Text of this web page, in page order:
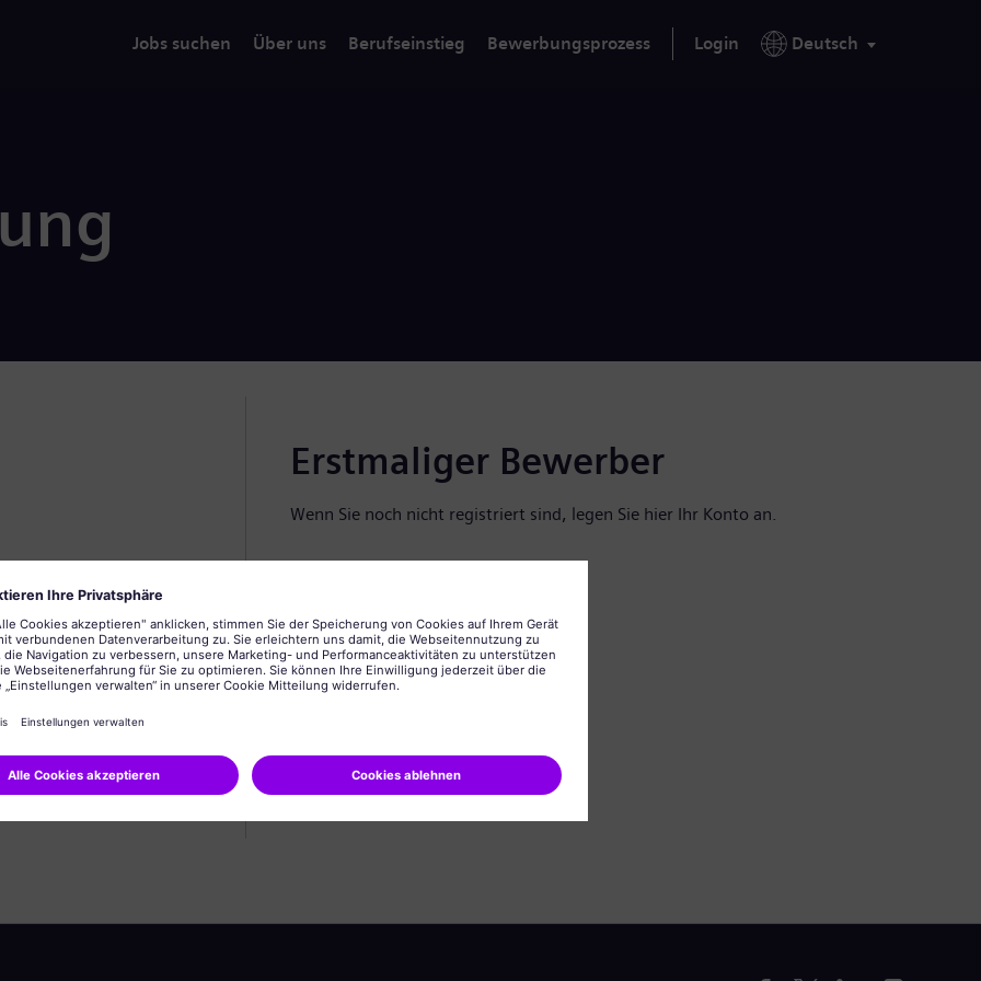
Jobs suchen Über uns Berufseinstieg Bewerbungsprozess Login Deutsch
Erstmaliger Bewerber
Wenn Sie noch nicht registriert sind, legen Sie hier Ihr Konto an.